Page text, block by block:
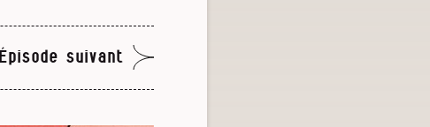
Épisode suivant